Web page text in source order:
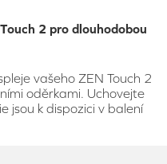
2 pro dlouhodobou
vašeho ZEN Touch 2
oděrkami. Uchovejte
jsou k dispozici v balení